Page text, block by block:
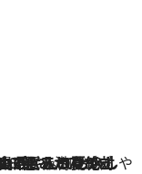
んやりスイーツで夏を満喫